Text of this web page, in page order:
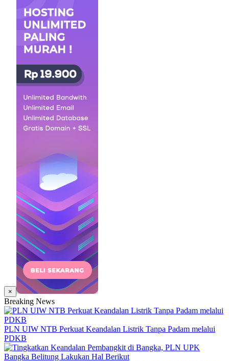
×
Breaking News
PLN UIW NTB Perkuat Keandalan Listrik Tanpa Padam melalui
PDKB